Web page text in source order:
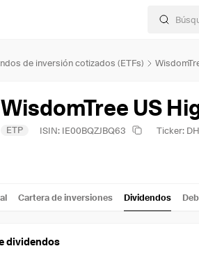
de inversión cotizados (ETFs)
WisdomTree US
ETP ISIN: IE00BQZJBQ63 Ticker:
Cartera de inversiones Dividendos
dividendos